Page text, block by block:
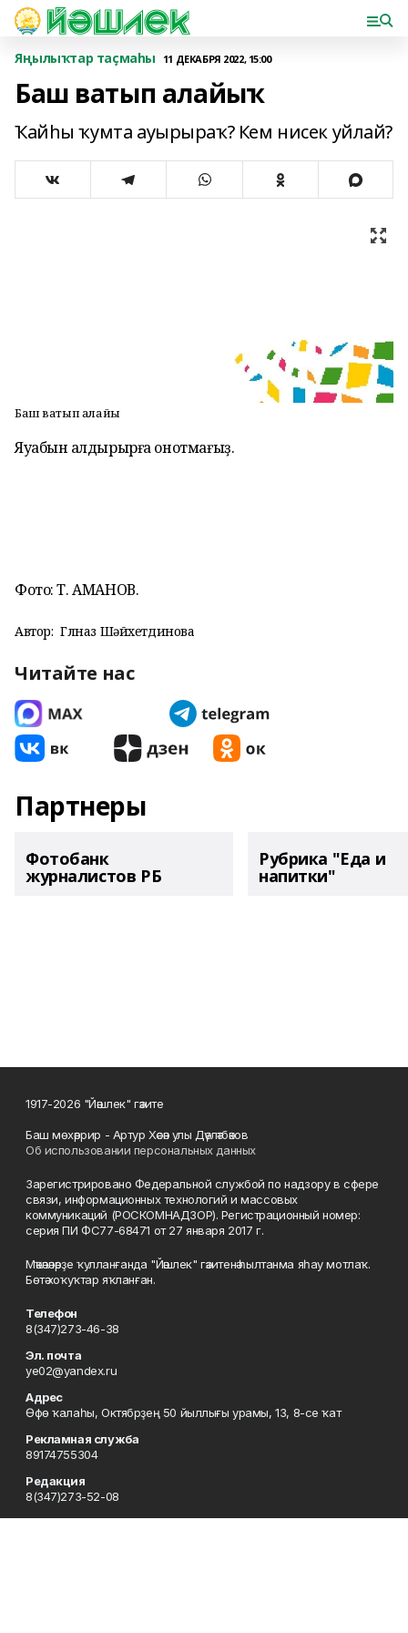
Яңылыҡтар таҫмаһы 11 ДЕКАБРЯ 2022, 15:00
Баш ватып алайыҡ
Ҡайһы ҡумта ауырыраҡ? Кем нисек уйлай?
Баш ватып алайыҡ
Яуабын ҡалдырырға онотмағыҙ.
Фото: Т. АМАНОВ.
Автор: Гөлназ Шәйхетдинова
Читайте нас
Партнеры
Фотобанк
журналистов РБ
Рубрика "Еда и
напитки"
1917-2026 "Йәшлек" гәзите
Баш мөхәррир - Артур Хәсән улы Дәүләтбәков
Об использовании персональных данных
Зарегистрировано Федеральной службой по надзору в сфере
связи, информационных технологий и массовых
коммуникаций (РОСКОМНАДЗОР). Регистрационный номер:
серия ПИ ФС77-68471 от 27 января 2017 г.
Мәҡәләләрҙе ҡулланғанда "Йәшлек" гәзитенә һылтанма яһау мотлаҡ.
Бөтә хоҡуҡтар яҡланған.
Телефон
8(347)273-46-38
Эл. почта
ye02@yandex.ru
Адрес
Өфө ҡалаһы, Октябрҙең 50 йыллығы урамы, 13, 8-се ҡат
Рекламная служба
89174755304
Редакция
8(347)273-52-08
Приемная